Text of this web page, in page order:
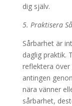
dig själv.
5. Praktisera
Sårbarhet är
daglig praktik.
reflektera
antingen
nära vänner
sårbarhet,